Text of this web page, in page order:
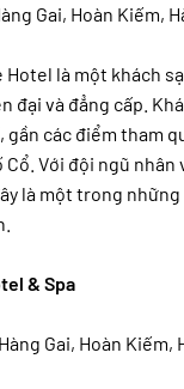
Gai, Hoàn Kiếm,
Hotel là một khách
đại và đẳng cấp.
các điểm tham
Cổ. Với đội ngũ
là một trong
& Spa
Gai, Hoàn Kiếm,